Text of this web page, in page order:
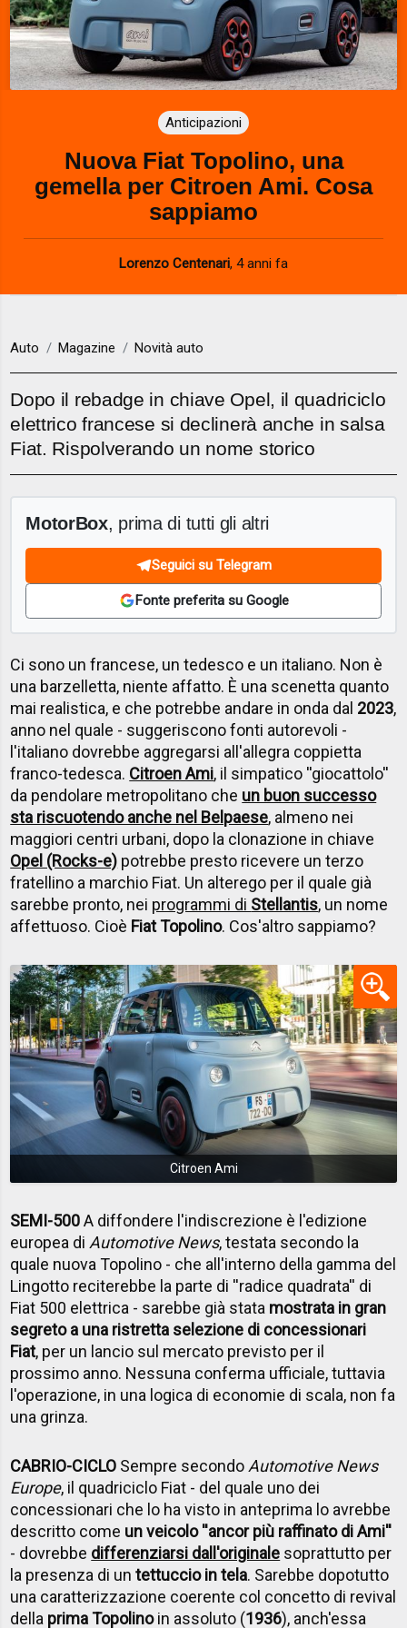
Anticipazioni
Nuova Fiat Topolino, una
gemella per Citroen Ami. Cosa
sappiamo
Lorenzo Centenari, 4 anni fa
Auto Magazine Novità auto
Dopo il rebadge in chiave Opel, il quadriciclo
elettrico francese si declinerà anche in salsa
Fiat. Rispolverando un nome storico
MotorBox, prima di tutti gli altri
Seguici su Telegram
Fonte preferita su Google
Ci sono un francese, un tedesco e un italiano. Non è
una barzelletta, niente affatto. È una scenetta quanto
mai realistica, e che potrebbe andare in onda dal 2023,
anno nel quale - suggeriscono fonti autorevoli -
l'italiano dovrebbe aggregarsi all'allegra coppietta
franco-tedesca. Citroen Ami, il simpatico ''giocattolo''
da pendolare metropolitano che un buon successo
sta riscuotendo anche nel Belpaese, almeno nei
maggiori centri urbani, dopo la clonazione in chiave
Opel (Rocks-e) potrebbe presto ricevere un terzo
fratellino a marchio Fiat. Un alterego per il quale già
sarebbe pronto, nei programmi di Stellantis, un nome
affettuoso. Cioè Fiat Topolino. Cos'altro sappiamo?
Citroen Ami
SEMI-500A diffondere l'indiscrezione è l'edizione
europea di Automotive News, testata secondo la
quale nuova Topolino - che all'interno della gamma del
Lingotto reciterebbe la parte di ''radice quadrata'' di
Fiat 500 elettrica - sarebbe già stata mostrata in gran
segreto a una ristretta selezione di concessionari
Fiat, per un lancio sul mercato previsto per il
prossimo anno. Nessuna conferma ufficiale, tuttavia
l'operazione, in una logica di economie di scala, non fa
una grinza.
CABRIO-CICLO Sempre secondo Automotive News
Europe, il quadriciclo Fiat - del quale uno dei
concessionari che lo ha visto in anteprima lo avrebbe
descritto come un veicolo ''ancor più raffinato di Ami''
- dovrebbe differenziarsi dall'originale soprattutto per
la presenza di untettuccio in tela. Sarebbe dopotutto
una caratterizzazione coerente col concetto di revival
della prima Topolinoin assoluto (1936), anch'essa